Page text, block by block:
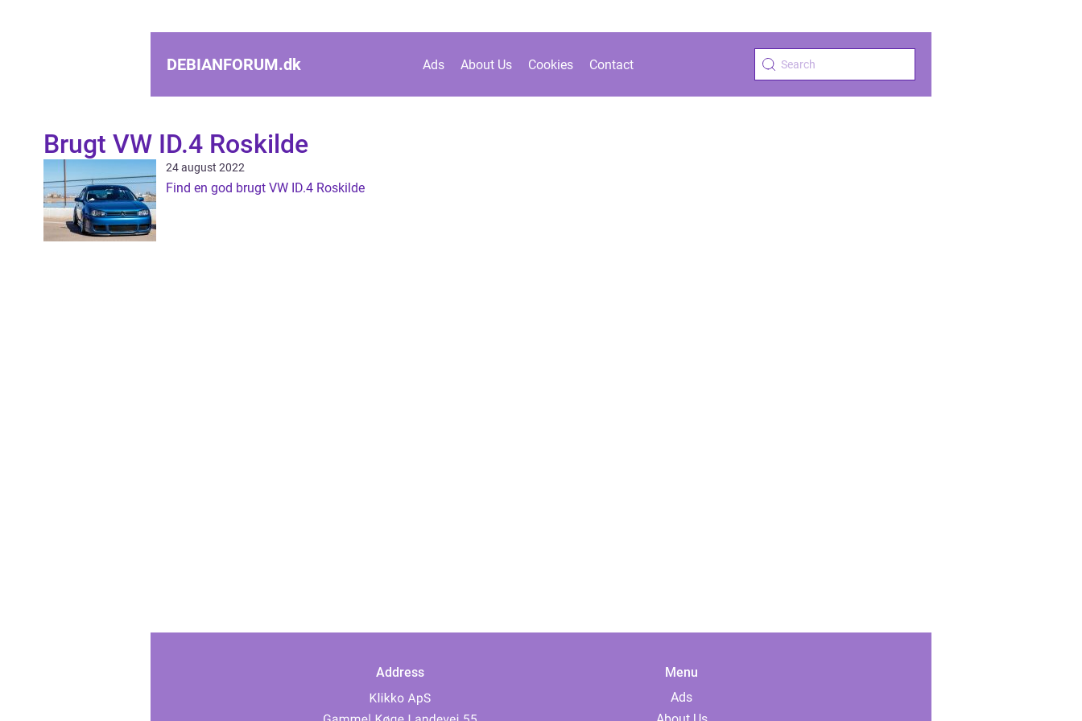
DEBIANFORUM.dk Ads About Us Cookies Contact
Brugt VW ID.4 Roskilde
24 august 2022
Find en god brugt VW ID.4 Roskilde
Address
Menu
Ads